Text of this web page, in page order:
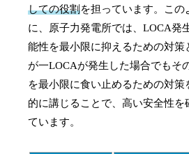
しての役割を担っています。この
に、原子力発電所では、LOCA発
能性を最小限に抑えるための対策
が一LOCAが発生した場合でもそ
を最小限に食い止めるための対策
的に講じることで、高い安全性を
ています。